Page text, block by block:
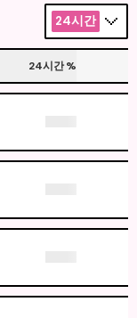
24시간
24시간%